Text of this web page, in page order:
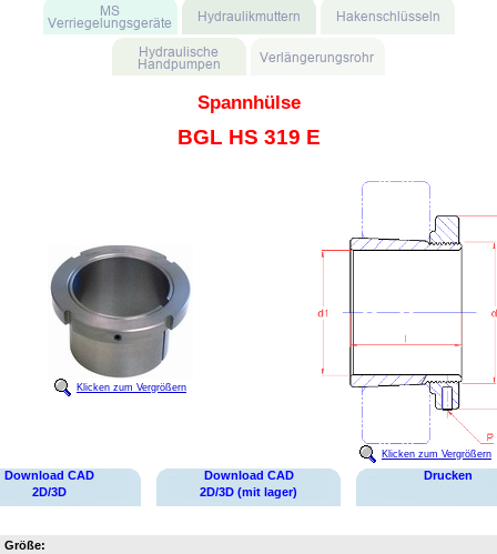
Spannhülse
BGL HS 319 E
Klicken zum Vergrößern
Klicken zum Vergrößern
Download CAD
2D/3D
Download CAD
2D/3D (mit lager)
Drucken
Größe: